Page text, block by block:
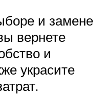
и замене
вернете
и
украсите